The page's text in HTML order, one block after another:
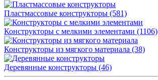
Пластмассовые конструкторы (581)
Конструкторы с мелкими элементами (1106)
Конструкторы из мягкого материала (38)
Деревянные конструкторы (46)